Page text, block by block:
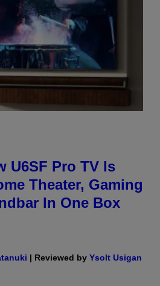
U6SF Pro TV Is
Theater, Gaming
In One Box
| Reviewed by Ysolt Usigan